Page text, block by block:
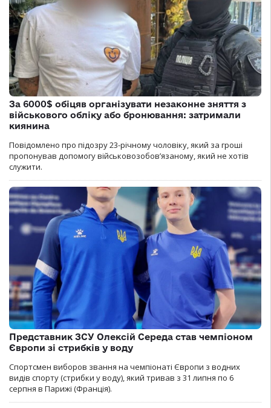
За 6000$ обіцяв організувати незаконне зняття з
військового обліку або бронювання: затримали
киянина
Повідомлено про підозру 23-річному чоловіку, який за гроші
пропонував допомогу військовозобов’язаному, який не хотів
служити.
Представник ЗСУ Олексій Середа став чемпіоном
Європи зі стрибків у воду
Спортсмен виборов звання на чемпіонаті Європи з водних
видів спорту (стрибки у воду), який тривав з 31 липня по 6
серпня в Парижі (Франція).